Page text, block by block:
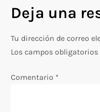
e
g
a
c
Deja una
Tu dirección de correo
Los campos
Comentario *